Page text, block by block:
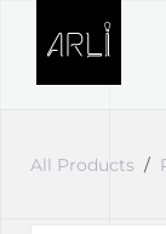
All Products